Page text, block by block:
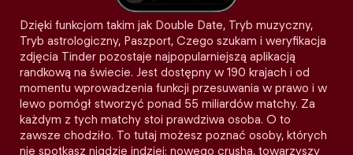
Dzięki funkcjom takim jak Double Date, Tryb muzyczny,
Tryb astrologiczny, Paszport, Czego szukam i weryfikacja
zdjęcia Tinder pozostaje najpopularniejszą aplikacją
randkową na świecie. Jest dostępny w 190 krajach i od
momentu wprowadzenia funkcji przesuwania w prawo i w
lewo pomógł stworzyć ponad 55 miliardów matchy. Za
każdym z tych matchy stoi prawdziwa osoba. O to
zawsze chodziło. To tutaj możesz poznać osoby, których
nie spotkasz nigdzie indziej: nowego crusha, towarzyszy